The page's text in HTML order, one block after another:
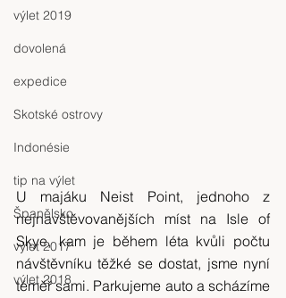
výlet 2019
dovolená
expedice
Skotské ostrovy
Indonésie
tip na výlet
Španělsko
výlet 2017
výlet 2018
U majáku Neist Point, jednoho z
nejnavštěvovanějších míst na Isle of
Skye, kam je během léta kvůli počtu
návštěvníku těžké se dostat, jsme nyní
téměř sami. Parkujeme auto a scházíme